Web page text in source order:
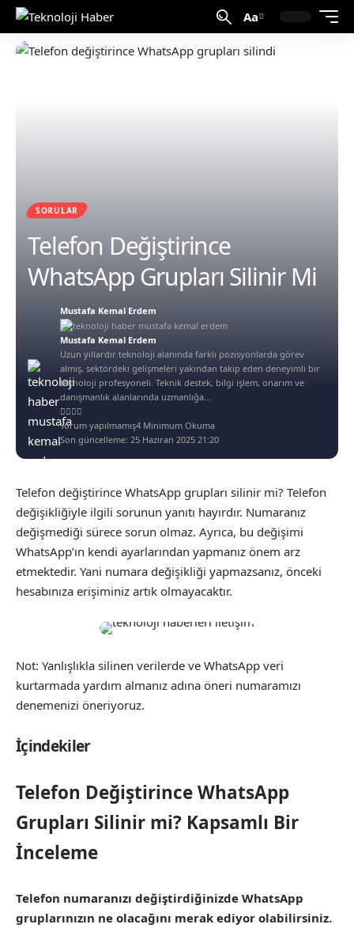
Aa
SORULAR
Telefon Değiştirince
WhatsApp Grupları Silinir Mi
Son güncelleme: 25 Haziran 2025 21:20
Mustafa Kemal Erdem
Mustafa Kemal Erdem
Uzun yıllardır teknoloji alanında farklı pozisyonlarda görev
almış, sektördeki gelişmeleri yakından takip eden deneyimli bir
teknoloji profesyoneli. Teknik destek, bilgi işlem, onarım ve
danışmanlık alanlarında uzmanlığa...
Yorum yapılmamış4 Minimum Okuma
Telefon değiştirince WhatsApp grupları silinir mi? Telefon
değişikliğiyle ilgili sorunun yanıtı hayırdır. Numaranız
değişmediği sürece sorun olmaz. Ayrıca, bu değişimi
WhatsApp’ın kendi ayarlarından yapmanız önem arz
etmektedir. Yani numara değişikliği yapmazsanız, önceki
hesabınıza erişiminiz artık olmayacaktır.
Not: Yanlışlıkla silinen verilerde ve WhatsApp veri
kurtarmada yardım almanız adına öneri numaramızı
denemenizi öneriyoruz.
İçindekiler
Telefon Değiştirince WhatsApp
Grupları Silinir mi? Kapsamlı Bir
İnceleme
Telefon numaranızı değiştirdiğinizde WhatsApp
gruplarınızın ne olacağını merak ediyor olabilirsiniz.